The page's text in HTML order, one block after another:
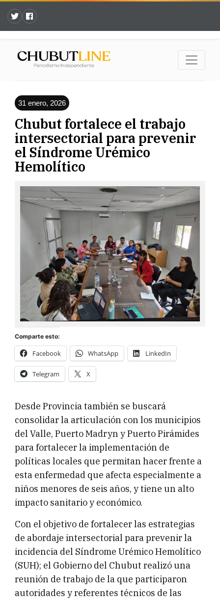
31 enero, 2026
Chubut fortalece el trabajo
intersectorial para prevenir
el Síndrome Urémico
Hemolítico
Comparte esto:
Facebook WhatsApp LinkedIn
Telegram X
Desde Provincia también se buscará
consolidar la articulación con los municipios
del Valle, Puerto Madryn y Puerto Pirámides
para fortalecer la implementación de
políticas locales que permitan hacer frente a
esta enfermedad que afecta especialmente a
niños menores de seis años, y tiene un alto
impacto sanitario y económico.
Con el objetivo de fortalecer las estrategias
de abordaje intersectorial para prevenir la
incidencia del Síndrome Urémico Hemolítico
(SUH); el Gobierno del Chubut realizó una
reunión de trabajo de la que participaron
autoridades y referentes técnicos de las